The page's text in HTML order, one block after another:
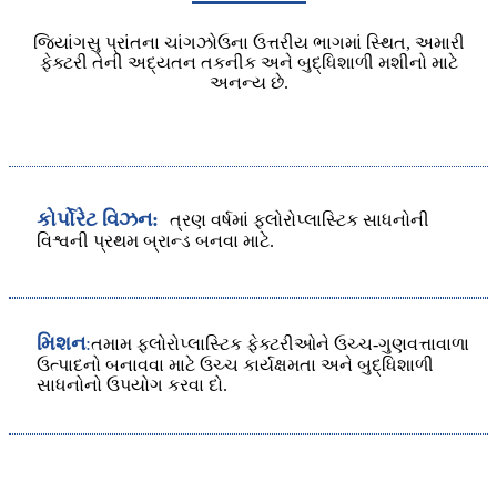
જિયાંગસુ પ્રાંતના ચાંગઝોઉના ઉત્તરીય ભાગમાં સ્થિત, અમારી
ફેક્ટરી તેની અદ્યતન તકનીક અને બુદ્ધિશાળી મશીનો માટે
અનન્ય છે.
કોર્પોરેટ વિઝન:
ત્રણ વર્ષમાં ફ્લોરોપ્લાસ્ટિક સાધનોની
વિશ્વની પ્રથમ બ્રાન્ડ બનવા માટે.
મિશન:તમામ ફ્લોરોપ્લાસ્ટિક ફેક્ટરીઓને ઉચ્ચ-ગુણવત્તાવાળા
ઉત્પાદનો બનાવવા માટે ઉચ્ચ કાર્યક્ષમતા અને બુદ્ધિશાળી
સાધનોનો ઉપયોગ કરવા દો.